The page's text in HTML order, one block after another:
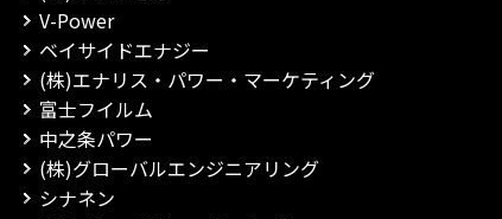
V-Power
ベイサイドエナジー
(株)エナリス・パワー・マーケティング
富士フイルム
中之条パワー
(株)グローバルエンジニアリング
シナネン